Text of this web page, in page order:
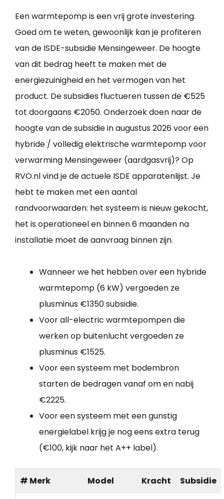
Een warmtepomp is een vrij grote investering.
Goed om te weten, gewoonlijk kan je profiteren
van de ISDE-subsidie Mensingeweer. De hoogte
van dit bedrag heeft te maken met de
energiezuinigheid en het vermogen van het
product. De subsidies fluctueren tussen de €525
tot doorgaans €2050. Onderzoek doen naar de
hoogte van de subsidie in augustus 2026 voor een
hybride / volledig elektrische warmtepomp voor
verwarming Mensingeweer (aardgasvrij)? Op
RVO.nl vind je de actuele ISDE apparatenlijst. Je
hebt te maken met een aantal
randvoorwaarden: het systeem is nieuw gekocht,
het is operationeel en binnen 6 maanden na
installatie moet de aanvraag binnen zijn.
Wanneer we het hebben over een hybride
warmtepomp (6 kW) vergoeden ze
plusminus €1350 subsidie.
Voor all-electric warmtepompen die
werken op buitenlucht vergoeden ze
plusminus €1525.
Voor een systeem met bodembron
starten de bedragen vanaf om en nabij
€2225.
Voor een systeem met een gunstig
energielabel krijg je nog eens extra terug
(€100, kijk naar het A++ label).
# Merk Model Kracht Subsidie